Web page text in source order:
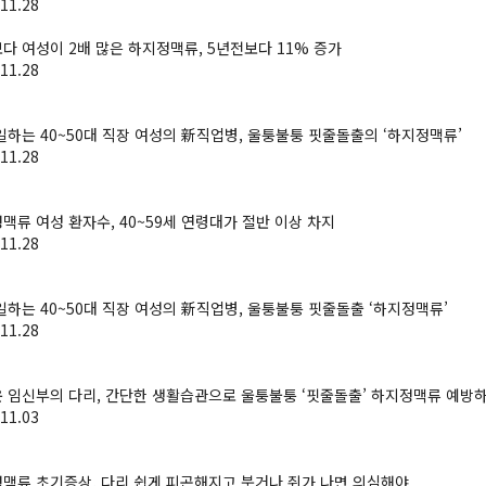
여성이 2배 많은 하지정맥류, 5년전보다 11% 증가
하는 40~50대 직장 여성의 新직업병, 울퉁불퉁 핏줄돌출의 ‘하지정맥류’
류 여성 환자수, 40~59세 연령대가 절반 이상 차지
하는 40~50대 직장 여성의 新직업병, 울퉁불퉁 핏줄돌출 ‘하지정맥류’
임신부의 다리, 간단한 생활습관으로 울퉁불퉁 ‘핏줄돌출’ 하지정맥류 예방
류 초기증상, 다리 쉽게 피곤해지고 붓거나 쥐가 나면 의심해야